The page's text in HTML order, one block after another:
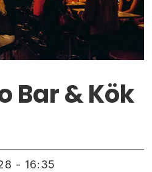
Bar & Kök
- 16:35